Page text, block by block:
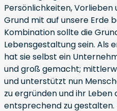
Persönlichkeiten,
Grund mit auf unsere Erde
Kombination sollte die
Lebensgestaltung sein. Als
hat sie selbst ein
und groß gemacht;
und unterstützt nun
zu ergründen und ihr
entsprechend zu